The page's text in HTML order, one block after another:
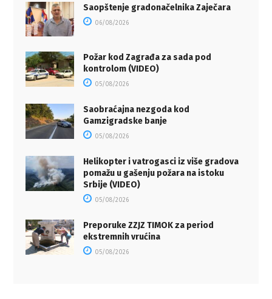
Saopštenje gradonačelnika Zaječara
06/08/2026
Požar kod Zagrađa za sada pod
kontrolom (VIDEO)
05/08/2026
Saobraćajna nezgoda kod
Gamzigradske banje
05/08/2026
Helikopter i vatrogasci iz više gradova
pomažu u gašenju požara na istoku
Srbije (VIDEO)
05/08/2026
Preporuke ZZJZ TIMOK za period
ekstremnih vrućina
05/08/2026